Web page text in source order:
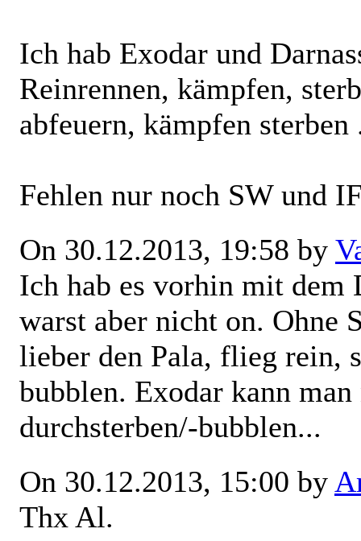
Ich hab Exodar und
Reinrennen, kämpfen,
abfeuern, kämpfen sterben
Fehlen nur noch SW und
On 30.12.2013, 19:58 by
Ich hab es vorhin mit dem
warst aber nicht on. Ohne
lieber den Pala, flieg rein,
bubblen. Exodar kann
durchsterben/-bubblen...
On 30.12.2013, 15:00 by
Thx Al.